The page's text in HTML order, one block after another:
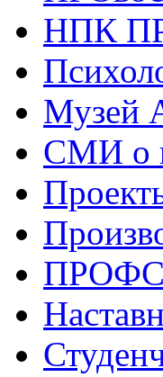
НПК
Музей
СМИ о